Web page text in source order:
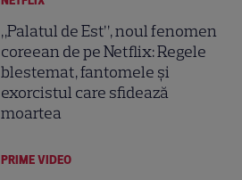
„Palatul de Est”, noul fenomen
coreean de pe Netflix: Regele
blestemat, fantomele și
exorcistul care sfidează
moartea
PRIME VIDEO